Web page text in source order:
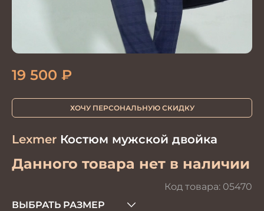
Lexmer Костюм мужской двойка
Данного товара нет в наличии
Код товара: 05470
19 500 ₽
ХОЧУ ПЕРСОНАЛЬНУЮ СКИДКУ
ВЫБРАТЬ РАЗМЕР